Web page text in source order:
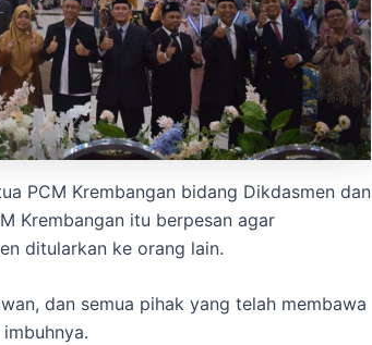
PCM Krembangan bidang Dikdasmen dan
Krembangan itu berpesan agar
ditularkan ke orang lain.
dan semua pihak yang telah membawa